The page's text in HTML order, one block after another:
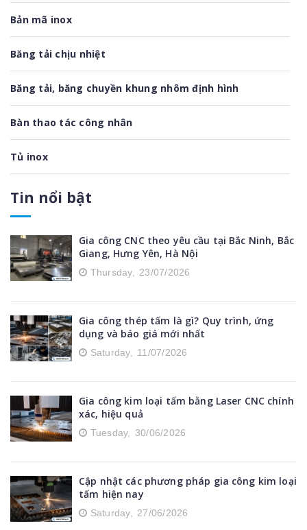
Bản mã inox
Băng tải chịu nhiệt
Băng tải, băng chuyền khung nhôm định hình
Bàn thao tác công nhân
Tủ inox
Xe đẩy inox
Tủ để đồ bằng inox
Phụ kiện nhôm định hình
Máng nước inox
Kệ inox
Băng tải nhôm định hình
Tin nổi bật
Gia công CNC theo yêu cầu tại Bắc Ninh, Bắc
Giang, Hưng Yên, Hà Nội
Thursday, 23/07/2026
Gia công thép tấm là gì? Quy trình, ứng
dụng và báo giá mới nhất
Saturday, 11/07/2026
Gia công kim loại tấm bằng Laser CNC chính
xác, hiệu quả
Tuesday, 30/06/2026
Cập nhật các phương pháp gia công kim loại
tấm hiện nay
Saturday, 27/06/2026